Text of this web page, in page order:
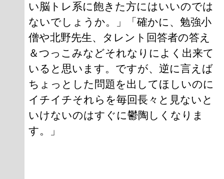
い脳トレ系に飽きた方にはいいのでは
ないでしょうか。」「確かに、勉強小
僧や北野先生、タレント回答者の答え
＆つっこみなどそれなりによく出来て
いると思います。ですが、逆に言えば
ちょっとした問題を出してほしいのに
イチイチそれらを毎回長々と見ないと
いけないのはすぐに鬱陶しくなりま
す。」